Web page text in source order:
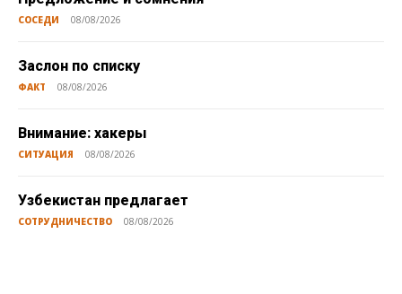
СОСЕДИ 08/08/2026
Заслон по списку
ФАКТ 08/08/2026
Внимание: хакеры
СИТУАЦИЯ 08/08/2026
Узбекистан предлагает
СОТРУДНИЧЕСТВО 08/08/2026